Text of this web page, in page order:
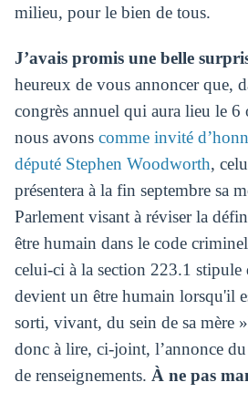
milieu, pour le bien de tous.
J’avais promis une belle
heureux de vous annoncer que,
congrès annuel qui aura lieu le 6
nous avons comme invité
député Stephen Woodworth,
présentera à la fin septembre sa
Parlement visant à réviser la
être humain dans le code
celui-ci à la section 223.1 stipule
devient un être humain lorsqu'il
sorti, vivant, du sein de sa mère
donc à lire, ci-joint, l’annonce
de renseignements. À ne pas